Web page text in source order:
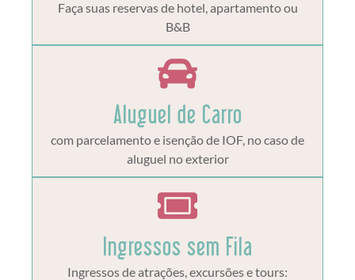
Faça suas reservas de hotel, apartamento ou
B&B
Aluguel de Carro
com parcelamento e isenção de IOF, no caso de
aluguel no exterior
Ingressos sem Fila
Ingressos de atrações, excursões e tours: